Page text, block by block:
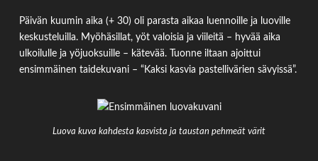
Päivän kuumin aika (+ 30) oli parasta aikaa luennoille ja luoville
keskusteluilla. Myöhäsillat, yöt valoisia ja viileitä – hyvää aika
ulkoilulle ja yöjuoksuille – kätevää. Tuonne iltaan ajoittui
ensimmäinen taidekuvani – “Kaksi kasvia pastellivärien sävyissä”.
Luova kuva kahdesta kasvista ja taustan pehmeät värit